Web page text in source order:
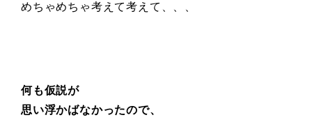
めちゃめちゃ考えて考えて、、、
何も仮説が
思い浮かばなかったので、